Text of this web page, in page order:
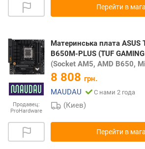
Перейти в
Продавец:
ProHardware
Материнська плата ASUS
B650M-PLUS (TUF
(Socket AM5, AMD B650,
8 808 грн.
MAUDAU
С нами 2 года
(Киев)
Перейти в